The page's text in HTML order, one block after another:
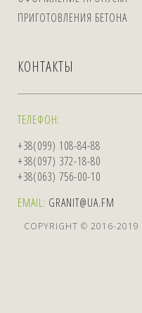
ПРИГОТОВЛЕНИЯ БЕТОНА
КОНТАКТЫ
ТЕЛЕФОН:
+38(099) 108-84-88
+38(097) 372-18-80
+38(063) 756-00-10
EMAIL: GRANIT@UA.FM
COPYRIGHT © 2016-2019